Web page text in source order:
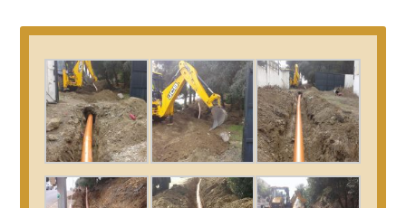
Parque España
Parque Europa
Parque Calahonda
Senda litoral Mijas
Ruta a pie
Ruta de árboles singulares
Parque Canino
La Ermita de Calahonda
Parques de Sitio de Calahonda
Vivero de Calahonda
Buscar: